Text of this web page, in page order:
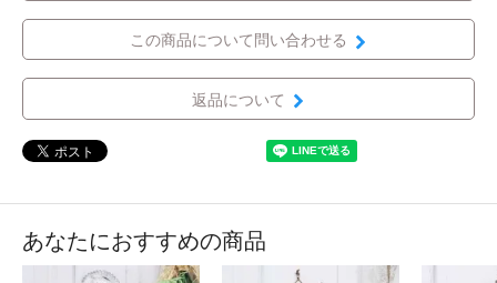
この商品について問い合わせる
返品について
あなたにおすすめの商品